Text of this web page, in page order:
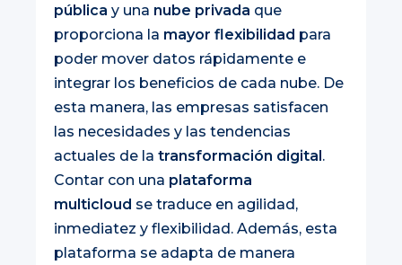
pública y una nube privada que
proporciona la mayor flexibilidad para
poder mover datos rápidamente e
integrar los beneficios de cada nube. De
esta manera, las empresas satisfacen
las necesidades y las tendencias
actuales de la transformación digital.
Contar con una plataforma
multicloud se traduce en agilidad,
inmediatez y flexibilidad. Además, esta
plataforma se adapta de manera